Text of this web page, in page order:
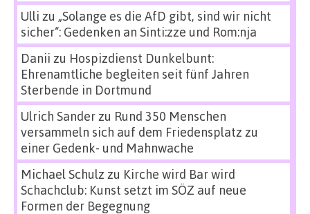
Ulli zu „Solange es die AfD gibt, sind wir nicht
sicher“: Gedenken an Sinti:zze und Rom:nja
Danii zu Hospizdienst Dunkelbunt:
Ehrenamtliche begleiten seit fünf Jahren
Sterbende in Dortmund
Ulrich Sanderzu Rund 350 Menschen
versammeln sich auf dem Friedensplatz zu
einer Gedenk- und Mahnwache
Michael Schulz zu Kirche wird Bar wird
Schachclub: Kunst setzt im SÖZ auf neue
Formen der Begegnung